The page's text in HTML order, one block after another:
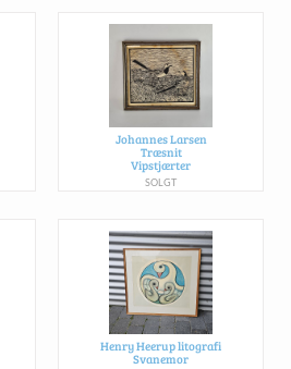
Johannes Larsen
Træsnit
Vipstjærter
SOLGT
Henry Heerup litografi
Svanemor